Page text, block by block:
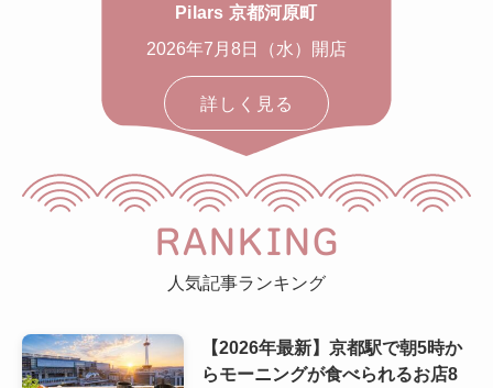
Pilars 京都河原町
2026年7月8日（水）開店
詳しく見る
RANKING
人気記事ランキング
【2026年最新】京都駅で朝5時か
らモーニングが食べられるお店8